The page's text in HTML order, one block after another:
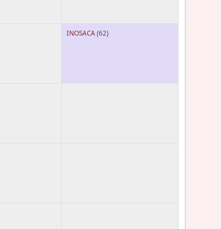
INOSACA(62)